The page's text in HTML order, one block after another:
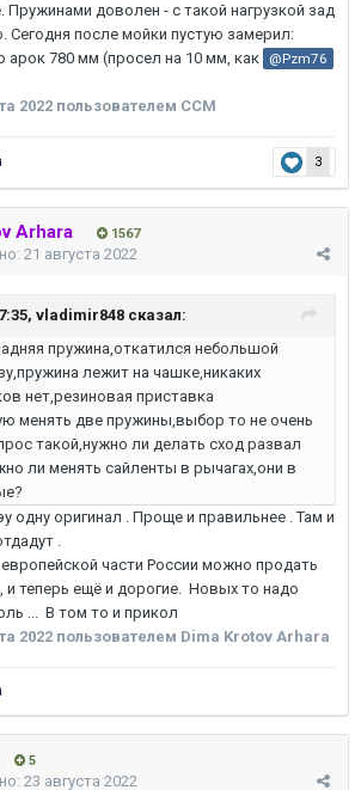
Пружинами доволен - с такой нагрузкой зад
Сегодня после мойки пустую замерил:
арок 780 мм (просел на 10 мм, как
@Pzm76
2022 пользователем ССМ
3
Arhara 1567
21 августа 2022
vladimir848 сказал:
пружина,откатился небольшой
лежит на чашке,никаких
нет,резиновая приставка
менять две пружины,выбор то не очень
такой,нужно ли делать сход развал
ли менять сайленты в рычагах,они в
одну оригинал . Проще и правильнее . Там и
.
части России можно продать
и теперь ещё и дорогие. Новых то надо
... В том то и прикол
2022 пользователем Dima Krotov Arhara
5
23 августа 2022